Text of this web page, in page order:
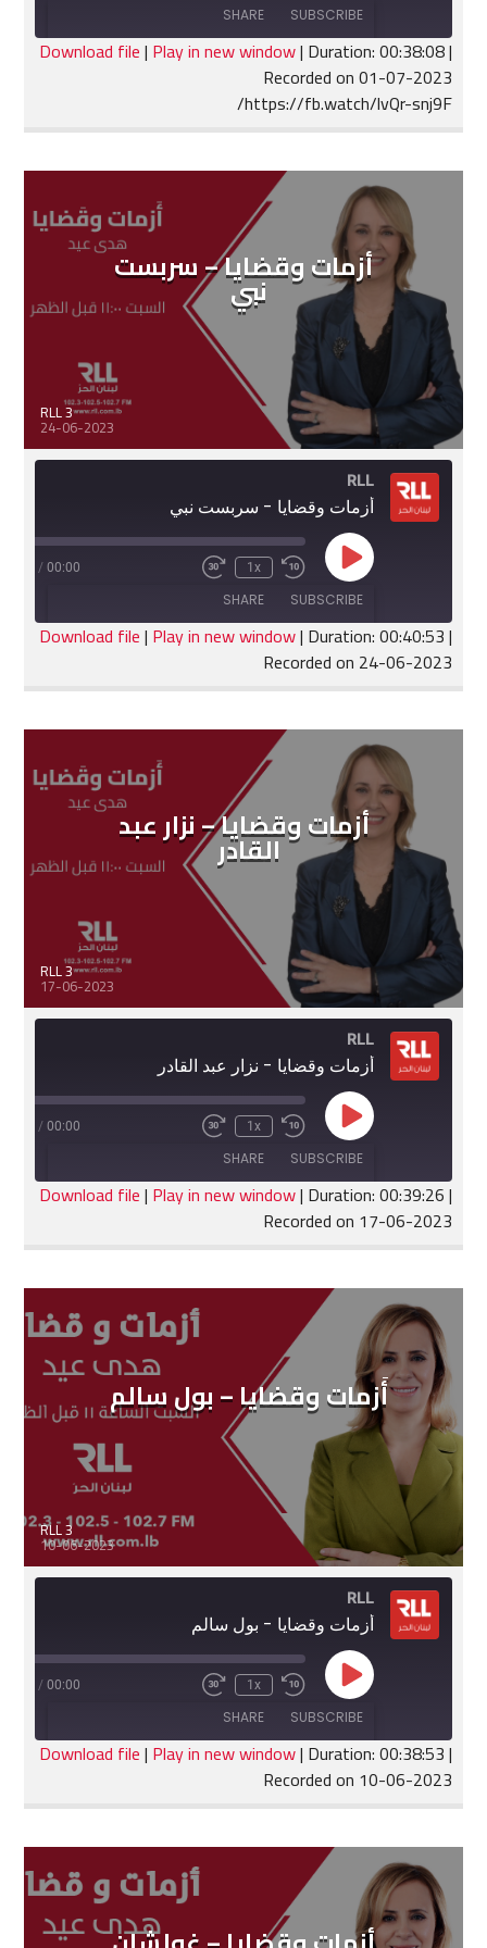
10
Seconds
seconds
SUBSCRIBE
SHARE
RSS FEED
SHARE
LINK
EMBED
Download file| Play in new window| Duration: 00:38:08|
Recorded on 01-07-2023
https://fb.watch/lvQr-snj9F/
أزمات وقضايا – سربست
نبي
RLL 3
24-06-2023
RLL
أزمات وقضايا - سربست نبي
Play
Episode
Rewind
10
Seconds
1x
Fast
seconds
00:00
/
SUBSCRIBE
SHARE
RSS FEED
SHARE
EMBED
Download file| Play in new window| Duration: 00:40:53|
Recorded on 24-06-2023
أزمات وقضايا – نزار عبد
القادر
RLL 3
17-06-2023
RLL
أزمات وقضايا - نزار عبد القادر
Play
Episode
Rewind
10
Seconds
1x
Fast
seconds
00:00
/
SUBSCRIBE
SHARE
RSS FEED
SHARE
EMBED
Download file| Play in new window| Duration: 00:39:26|
Recorded on 17-06-2023
أَزمات وقضايا – بول سالم
RLL 3
10-06-2023
RLL
أَزمات وقضايا - بول سالم
Play
Episode
Rewind
10
Seconds
1x
Fast
seconds
00:00
/
SUBSCRIBE
SHARE
RSS FEED
SHARE
EMBED
Download file| Play in new window| Duration: 00:38:53|
Recorded on 10-06-2023